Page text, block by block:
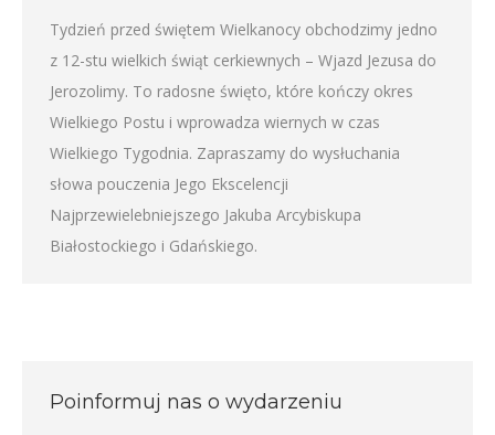
Tydzień przed świętem Wielkanocy obchodzimy jedno
z 12-stu wielkich świąt cerkiewnych – Wjazd Jezusa do
Jerozolimy. To radosne święto, które kończy okres
Wielkiego Postu i wprowadza wiernych w czas
Wielkiego Tygodnia. Zapraszamy do wysłuchania
słowa pouczenia Jego Ekscelencji
Najprzewielebniejszego Jakuba Arcybiskupa
Białostockiego i Gdańskiego.
Poinformuj nas o wydarzeniu